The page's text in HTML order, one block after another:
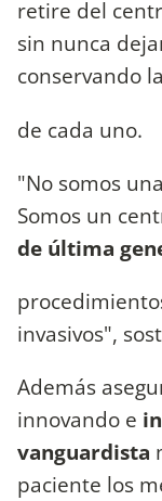
retire del
sin nunca
conservando
de cada uno.
"No somos
Somos un
de última
invasivos",
Además
innovando e
vanguardista
paciente los